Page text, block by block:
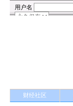
财经社区